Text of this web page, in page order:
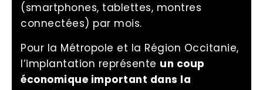
(smartphones, tablettes, montres
connectées) par mois.
Pour la Métropole et la Région Occitanie,
l’implantation représente un coup
économique important dans la